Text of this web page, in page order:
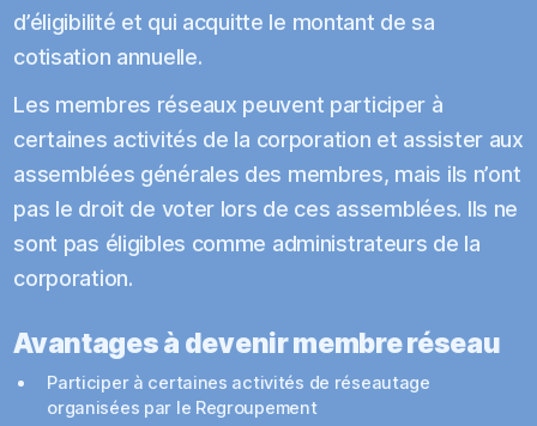
etc.) et favoriser l’embauche et le perfectionnement
de l’expertise locale, régionale et/ou nationale ainsi
que le rayonnement des artistes d’ici;
démontrer une saine gouvernance.
d’éligibilité et qui acquitte le montant de sa
cotisation annuelle.
Les membres réseaux peuvent participer à
certaines activités de la corporation et assister aux
assemblées générales des membres, mais ils n’ont
pas le droit de voter lors de ces assemblées. Ils ne
sont pas éligibles comme administrateurs de la
corporation.
Avantages à devenir membre réseau
Participer à certaines activités de réseautage
organisées par le Regroupement